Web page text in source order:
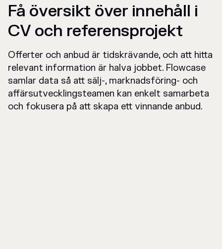
Få översikt över innehåll i
CV och referensprojekt
Offerter och anbud är tidskrävande, och att hitta
relevant information är halva jobbet. Flowcase
samlar data så att sälj-, marknadsföring- och
affärsutvecklingsteamen kan enkelt samarbeta
och fokusera på att skapa ett vinnande anbud.